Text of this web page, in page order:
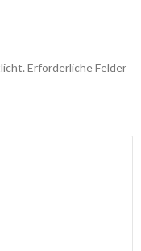
Erforderliche Felder